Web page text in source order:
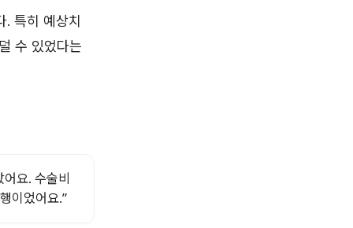
특히 예상치
수 있었다는
요. 수술비
이었어요.”